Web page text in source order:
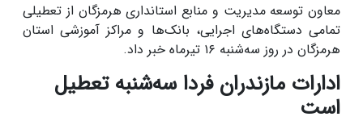
معاون توسعه مدیریت و منابع استانداری هرمزگان از تعطیلی
تمامی دستگاه‌های اجرایی، بانک‌ها و مراکز آموزشی استان
هرمزگان در روز سه‌شنبه ۱۶ تیرماه خبر داد.
ادارات مازندران فردا سه‌شنبه تعطیل
است